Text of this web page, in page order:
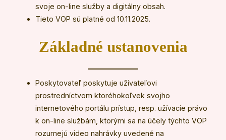
svoje on-line služby a digitálny obsah.
Tieto VOP sú platné od 10.11.2025.
Základné ustanovenia
Poskytovateľ poskytuje užívateľovi
prostredníctvom ktoréhokoľvek svojho
internetového portálu prístup, resp. užívacie právo
k on-line službám, ktorými sa na účely týchto VOP
rozumejú video nahrávky uvedené na